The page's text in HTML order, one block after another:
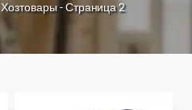
Хозтовары- Страница 2